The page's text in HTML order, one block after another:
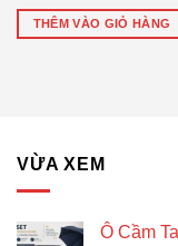
THÊM VÀO GIỎ HÀNG
VỪA XEM
Ô Cầm